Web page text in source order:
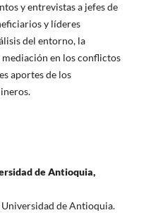
y entrevistas a jefes de
y líderes
del entorno, la
en los conflictos
aportes de los
de Antioquia,
de Antioquia.